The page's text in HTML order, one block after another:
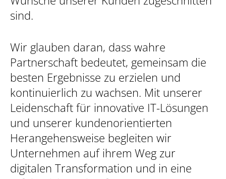
sind.
Wir glauben daran, dass wahre
Partnerschaft bedeutet, gemeinsam die
besten Ergebnisse zu erzielen und
kontinuierlich zu wachsen. Mit unserer
Leidenschaft für innovative IT-Lösungen
und unserer kundenorientierten
Herangehensweise begleiten wir
Unternehmen auf ihrem Weg zur
digitalen Transformation und in eine